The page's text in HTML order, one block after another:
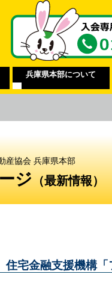
兵庫県本部について
産協会 兵庫県本部
ジ （最新情報）
住宅金融支援機構